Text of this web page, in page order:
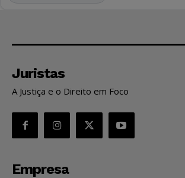
Juristas
A Justiça e o Direito em Foco
Empresa